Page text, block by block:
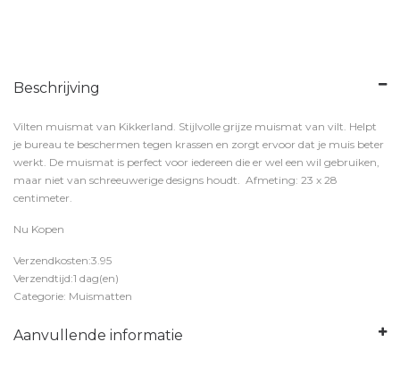
Beschrijving
Vilten muismat van Kikkerland. Stijlvolle grijze muismat van vilt. Helpt
je bureau te beschermen tegen krassen en zorgt ervoor dat je muis beter
werkt. De muismat is perfect voor iedereen die er wel een wil gebruiken,
maar niet van schreeuwerige designs houdt. Afmeting: 23 x 28
centimeter.
Nu Kopen
Verzendkosten:3.95
Verzendtijd:1 dag(en)
Categorie: Muismatten
Aanvullende informatie